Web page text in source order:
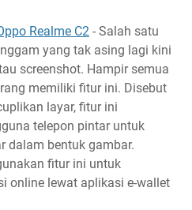
Realme C2 - Salah satu
yang tak asing lagi kini
screenshot. Hampir semua
memiliki fitur ini. Disebut
layar, fitur ini
telepon pintar untuk
dalam bentuk gambar.
fitur ini untuk
online lewat aplikasi e-wallet